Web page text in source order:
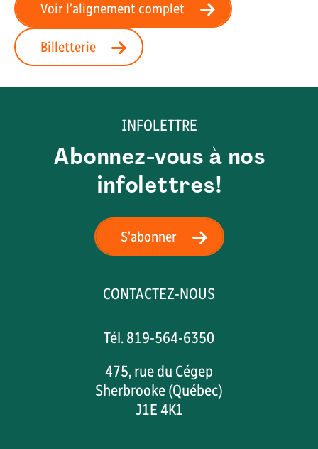
Voir l’alignement complet
Billetterie
INFOLETTRE
Abonnez-vous à nos
infolettres!
S'abonner
CONTACTEZ-NOUS
Tél. 819-564-6350
475, rue du Cégep
Sherbrooke (Québec)
J1E 4K1